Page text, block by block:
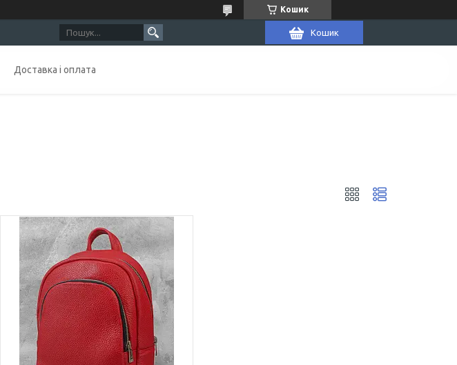
Кошик
Кошик
Доставка і оплата